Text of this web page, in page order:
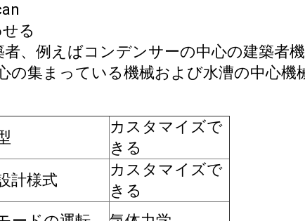
る
、例えばコンデンサーの中心の建築者
集まっている機械および水漕の中心機
カスタマイズで
きる
計様式
カスタマイズで
きる